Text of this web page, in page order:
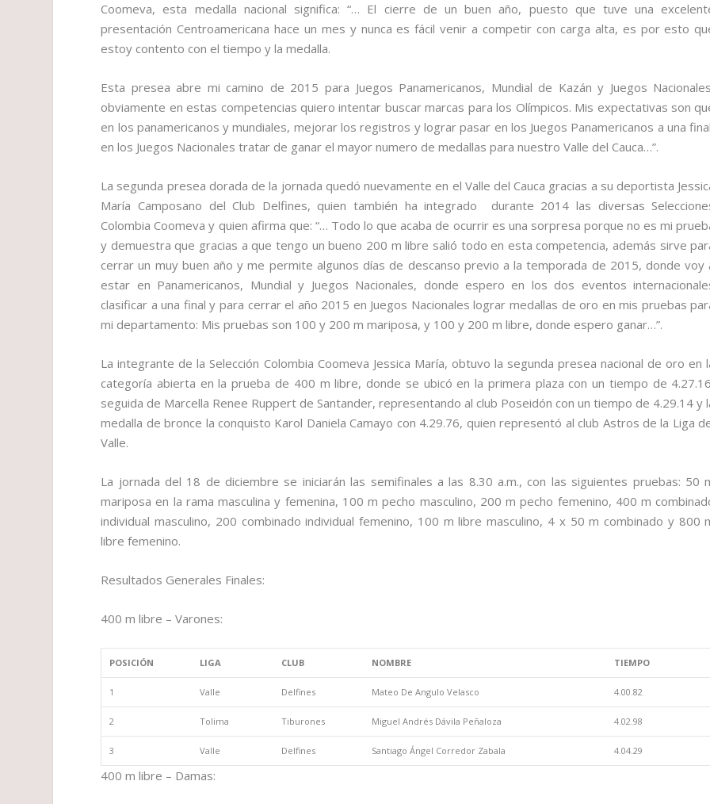
Coomeva, esta medalla nacional significa: “… El cierre de un buen año, puesto que tuve una
presentación Centroamericana hace un mes y nunca es fácil venir a competir con carga alta, es por esto
estoy contento con el tiempo y la medalla.
Esta presea abre mi camino de 2015 para Juegos Panamericanos, Mundial de Kazán y Juegos
obviamente en estas competencias quiero intentar buscar marcas para los Olímpicos. Mis expectativas son
en los panamericanos y mundiales, mejorar los registros y lograr pasar en los Juegos Panamericanos a una
en los Juegos Nacionales tratar de ganar el mayor numero de medallas para nuestro Valle del Cauca…”.
La segunda presea dorada de la jornada quedó nuevamente en el Valle del Cauca gracias a su deportista
María Camposano del Club Delfines, quien también ha integrado durante 2014 las diversas
Colombia Coomeva y quien afirma que: “… Todo lo que acaba de ocurrir es una sorpresa porque no es mi
y demuestra que gracias a que tengo un bueno 200 m libre salió todo en esta competencia, además sirve
cerrar un muy buen año y me permite algunos días de descanso previo a la temporada de 2015, donde voy
estar en Panamericanos, Mundial y Juegos Nacionales, donde espero en los dos eventos
clasificar a una final y para cerrar el año 2015 en Juegos Nacionales lograr medallas de oro en mis pruebas
mi departamento: Mis pruebas son 100 y 200 m mariposa, y 100 y 200 m libre, donde espero ganar…”.
La integrante de la Selección Colombia Coomeva Jessica María, obtuvo la segunda presea nacional de oro en
categoría abierta en la prueba de 400 m libre, donde se ubicó en la primera plaza con un tiempo de
seguida de Marcella Renee Ruppert de Santander, representando al club Poseidón con un tiempo de 4.29.14 y
medalla de bronce la conquisto Karol Daniela Camayo con 4.29.76, quien representó al club Astros de la Liga
Valle.
La jornada del 18 de diciembre se iniciarán las semifinales a las 8.30 a.m., con las siguientes pruebas: 50
mariposa en la rama masculina y femenina, 100 m pecho masculino, 200 m pecho femenino, 400 m
individual masculino, 200 combinado individual femenino, 100 m libre masculino, 4 x 50 m combinado y 800
libre femenino.
Resultados Generales Finales:
400 m libre – Varones:
POSICIÓN LIGA CLUB NOMBRE TIEMPO
1 Valle Delfines Mateo De Angulo Velasco 4.00.82
2 Tolima Tiburones Miguel Andrés Dávila Peñaloza 4.02.98
3 Valle Delfines Santiago Ángel Corredor Zabala 4.04.29
400 m libre – Damas: